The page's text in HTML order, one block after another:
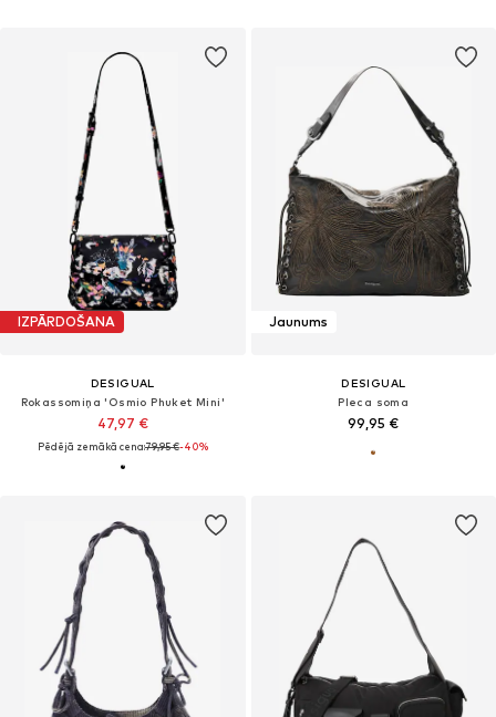
IZPĀRDOŠANA
DESIGUAL
Rokassomiņa 'Osmio Phuket Mini'
47,97 €
Pēdējā zemākā cena:79,95 €-40%
Jaunums
DESIGUAL
Pleca soma
99,95 €